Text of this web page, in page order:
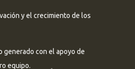
y el crecimiento de los
generado con el apoyo de
equipo.